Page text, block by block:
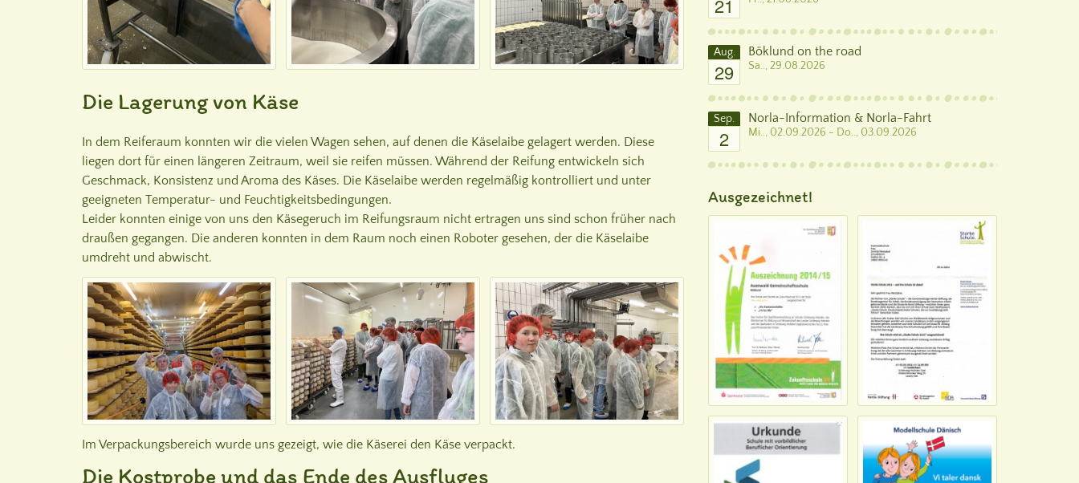
Die Lagerung von Käse
In dem Reiferaum konnten wir die vielen Wagen sehen, auf denen die Käselaibe gelagert werden. Diese
liegen dort für einen längeren Zeitraum, weil sie reifen müssen. Während der Reifung entwickeln sich
Geschmack, Konsistenz und Aroma des Käses. Die Käselaibe werden regelmäßig kontrolliert und unter
geeigneten Temperatur- und Feuchtigkeitsbedingungen.
Leider konnten einige von uns den Käsegeruch im Reifungsraum nicht ertragen uns sind schon früher nach
draußen gegangen. Die anderen konnten in dem Raum noch einen Roboter gesehen, der die Käselaibe
umdreht und abwischt.
Im Verpackungsbereich wurde uns gezeigt, wie die Käserei den Käse verpackt.
Die Kostprobe und das Ende des Ausfluges
21
Aug.
29
Böklund on the road
Sa.., 29.08.2026
Sep.
2
Norla-Information & Norla-Fahrt
Mi.., 02.09.2026 - Do.., 03.09.2026
Ausgezeichnet!